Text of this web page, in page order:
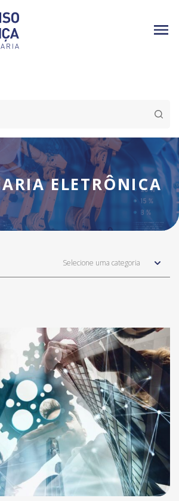
ELETRÔNICA
Selecione uma categoria